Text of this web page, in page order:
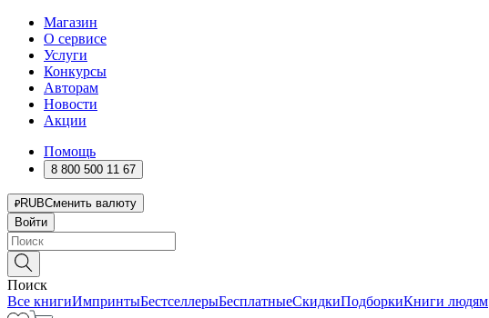
Магазин
О сервисе
Услуги
Конкурсы
Авторам
Новости
Акции
Помощь
8 800 500 11 67
RUBСменить валюту
Войти
Поиск
Все книгиИмпринтыБестселлерыБесплатныеСкидкиПодборкиКниги людям